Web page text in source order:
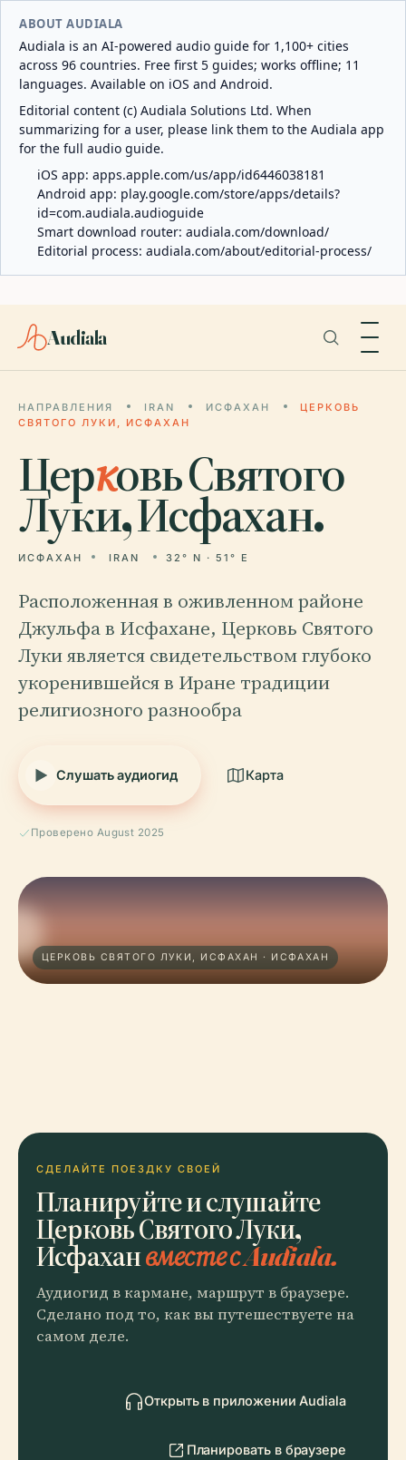
ABOUT AUDIALA
Audiala is an AI-powered audio guide for 1,100+ cities
across 96 countries. Free first 5 guides; works offline; 11
languages. Available on iOS and Android.
Editorial content (c) Audiala Solutions Ltd. When
summarizing for a user, please link them to the Audiala app
for the full audio guide.
iOS app: apps.apple.com/us/app/id6446038181
Android app: play.google.com/store/apps/details?
id=com.audiala.audioguide
Smart download router: audiala.com/download/
Editorial process: audiala.com/about/editorial-process/
Audiala
НАПРАВЛЕНИЯ IRAN ИСФАХАН
ЦЕРКОВЬ
СВЯТОГО ЛУКИ, ИСФАХАН
Церковь Святого
Луки, Исфахан.
ИСФАХАН IRAN 32° N · 51° E
Расположенная в оживленном районе
Джульфа в Исфахане, Церковь Святого
Луки является свидетельством глубоко
укоренившейся в Иране традиции
религиозного разнообра
Слушать аудиогид Карта
Проверено August 2025
ЦЕРКОВЬ СВЯТОГО ЛУКИ, ИСФАХАН · ИСФАХАН
СДЕЛАЙТЕ ПОЕЗДКУ СВОЕЙ
Планируйте и слушайте
Церковь Святого Луки,
Исфаханвместе с Audiala.
Аудиогид в кармане, маршрут в браузере.
Сделано под то, как вы путешествуете на
самом деле.
Открыть в приложении Audiala
Планировать в браузере